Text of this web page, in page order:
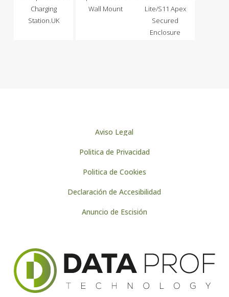
Charging
Station.UK
Wall Mount
Lite/S11 Apex
Secured
Enclosure
Aviso Legal
Politica de Privacidad
Politica de Cookies
Declaración de Accesibilidad
Anuncio de Escisión